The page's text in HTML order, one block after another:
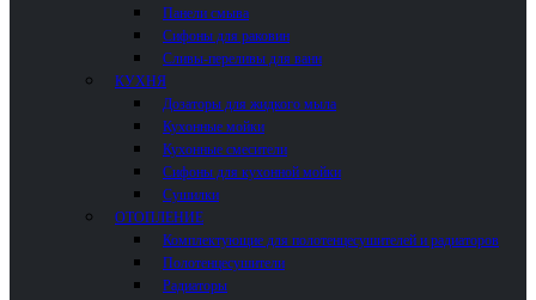
Панели смыва
Сифоны для раковин
Сливы-переливы для ванн
КУХНЯ
Дозаторы для жидкого мыла
Кухонные мойки
Кухонные смесители
Сифоны для кухонной мойки
Сушилки
ОТОПЛЕНИЕ
Комплектующие для полотенцесушителей и радиаторов
Полотенцесушители
Радиаторы